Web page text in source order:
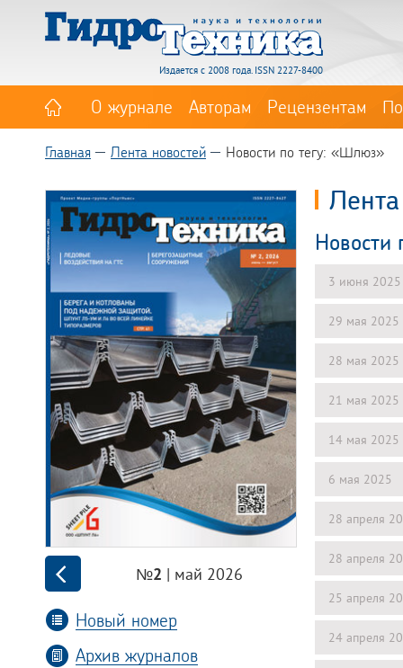
Издается с 2008 года. ISSN 2227-8400
О журнале Авторам Рецензентам
Главная Лента новостей Новости по тегу: «Шлюз»
№2 | май 2026
Новый номер
Архив журналов
Новости
3 июня 2025
29 мая 2025
28 мая 2025
21 мая 2025
14 мая 2025
6 мая 2025
28 апреля
28 апреля
25 апреля
24 апреля